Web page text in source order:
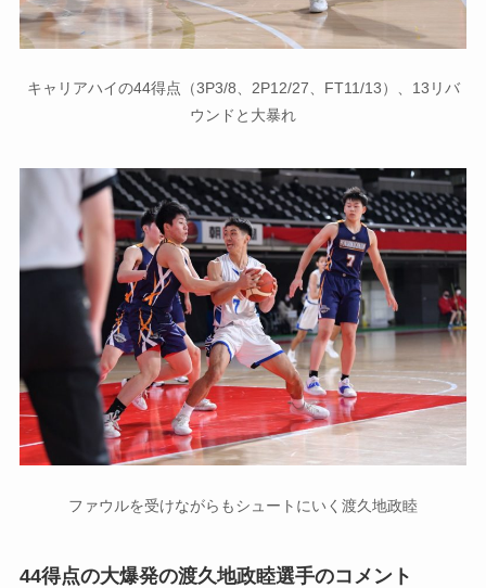
キャリアハイの44得点（3P3/8、2P12/27、FT11/13）、13リバ
ウンドと大暴れ
ファウルを受けながらもシュートにいく渡久地政睦
44得点の大爆発の渡久地政睦選手のコメント